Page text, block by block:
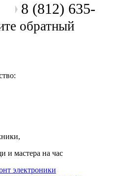
8 (812) 635-
обратный
и мастера на час
электроники